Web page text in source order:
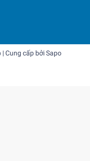
| Cung cấp bởiSapo